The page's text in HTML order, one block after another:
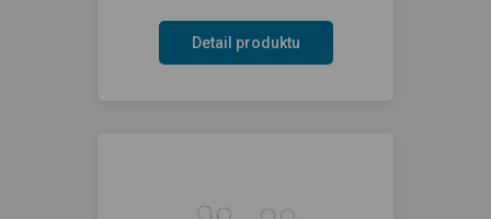
Detail produktu